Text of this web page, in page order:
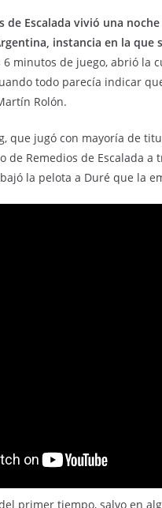
de Escalada vivió una
instancia en la
6 minutos de juego, abrió la
todo parecía indicar
Rolón.
que jugó con mayoría de
de Remedios de Escalada
la pelota a Duré que la
primer tiempo, salvo en